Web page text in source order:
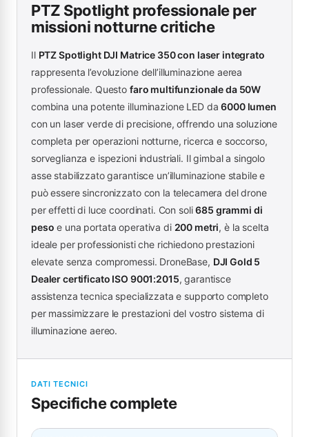
PTZ Spotlight professionale per
missioni notturne critiche
Il PTZ Spotlight DJI Matrice 350 con laser integrato
rappresenta l’evoluzione dell’illuminazione aerea
professionale. Questo faro multifunzionale da 50W
combina una potente illuminazione LED da6000 lumen
con un laser verde di precisione, offrendo una soluzione
completa per operazioni notturne, ricerca e soccorso,
sorveglianza e ispezioni industriali. Il gimbal a singolo
asse stabilizzato garantisce un’illuminazione stabile e
può essere sincronizzato con la telecamera del drone
per effetti di luce coordinati. Con soli685 grammi di
peso e una portata operativa di 200 metri, è la scelta
ideale per professionisti che richiedono prestazioni
elevate senza compromessi. DroneBase, DJI Gold 5
Dealer certificato ISO 9001:2015, garantisce
assistenza tecnica specializzata e supporto completo
per massimizzare le prestazioni del vostro sistema di
illuminazione aereo.
DATI TECNICI
Specifiche complete